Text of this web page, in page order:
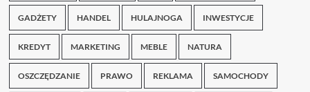
GADŻETY HANDEL HULAJNOGA INWESTYCJE
KREDYT MARKETING MEBLE NATURA
OSZCZĘDZANIE PRAWO REKLAMA SAMOCHODY